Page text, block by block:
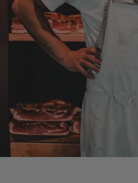
Verifizierter Kunde
Der Schinken
Bergkräuter. Ich
einzelne Teile
Pakete. Bin
viel.
Alle